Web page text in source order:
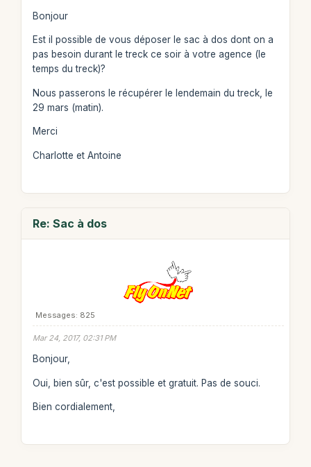
Bonjour
Est il possible de vous déposer le sac à dos dont on a
pas besoin durant le treck ce soir à votre agence (le
temps du treck)?
Nous passerons le récupérer le lendemain du treck, le
29 mars (matin).
Merci
Charlotte et Antoine
Re: Sac à dos
Messages: 825
Mar 24, 2017, 02:31 PM
Bonjour,
Oui, bien sûr, c'est possible et gratuit. Pas de souci.
Bien cordialement,